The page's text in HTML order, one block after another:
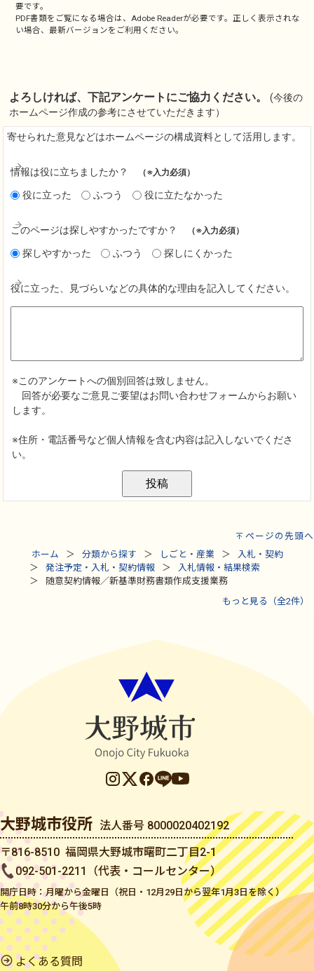
要です。
PDF書類をご覧になる場合は、Adobe Readerが必要です。正しく表示されな
い場合、最新バージョンをご利用ください。
ページの先頭へ
ホーム
分類から探す しごと・産業
入札・契約
発注予定・入札・契約情報
入札情報・結果検索
随意契約情報／新基準財務書類作成支援業務
もっと見る（全2件）
大野城市役所 法人番号 8000020402192
〒816-8510 福岡県大野城市曙町二丁目2-1
092-501-2211（代表・コールセンター）
開庁日時：月曜から金曜日（祝日・12月29日から翌年1月3日を除く）
午前8時30分から午後5時
よくある質問